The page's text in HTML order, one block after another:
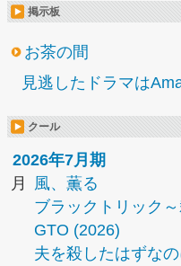
掲示板
お茶の間
見逃したドラマは
クール
2026年7月期
月
風、薫る
ブラックトリック
GTO (2026)
夫を殺したはずな